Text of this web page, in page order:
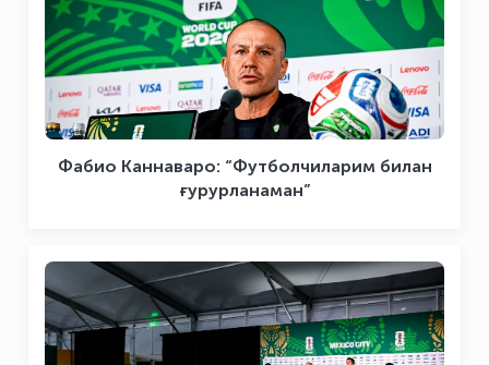
Фабио Каннаваро: “Футболчиларим билан
ғурурланаман”